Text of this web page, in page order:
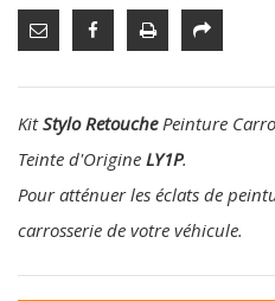
KitStylo RetouchePeinture
Teinte d'Origine LY1P.
Pour atténuer les éclats de
carrosserie de votre véhicule.